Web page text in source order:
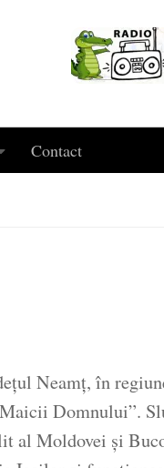
Contact
Neamț, în
Domnului”.
al Moldovei și